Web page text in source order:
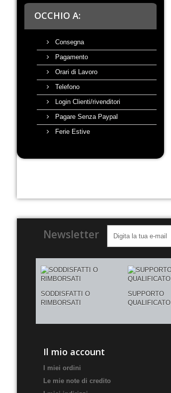
OCCHIO A:
Consegna
Pagamento
Orari di Lavoro
Telefono
Login Clienti/rivenditori
Pagare Senza Paypal
Ferie Estive
Newsletter
SODDISFATTI O
RIMBORSATI
SUPPORTO
QUALIFICATO
Il mio account
I miei ordini
Le mie note di credito